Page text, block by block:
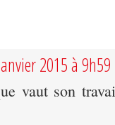
2015 à 9h59
vaut son